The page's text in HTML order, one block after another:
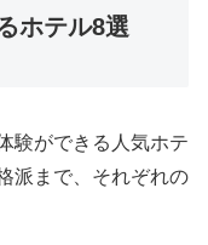
ホテル8選
験ができる人気ホテ
派まで、それぞれの